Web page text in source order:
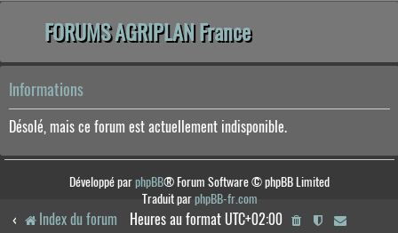
FORUMS AGRIPLAN France
Informations
Désolé, mais ce forum est actuellement indisponible.
Développé parphpBB® Forum Software © phpBB Limited
Traduit parphpBB-fr.com
Index du forum Heures au format UTC+02:00